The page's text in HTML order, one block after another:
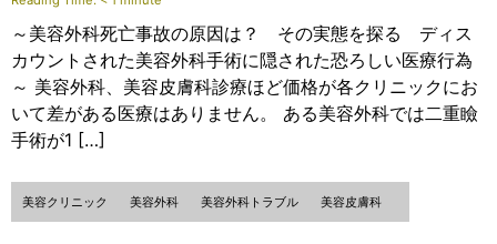
～美容外科死亡事故の原因は？ その実態を探る ディス
カウントされた美容外科手術に隠された恐ろしい医療行為
～ 美容外科、美容皮膚科診療ほど価格が各クリニックにお
いて差がある医療はありません。 ある美容外科では二重瞼
手術が1 […]
美容クリニック 美容外科 美容外科トラブル 美容皮膚科